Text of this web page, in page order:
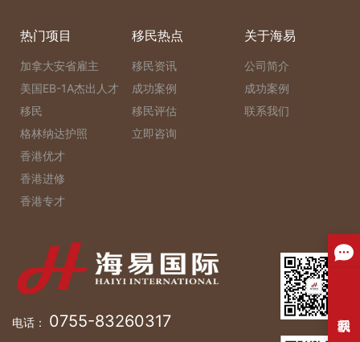
热门项目
加拿大安省雇主
美国EB-1A杰出人才
移民
格林纳达护照
香港优才
香港进修
香港专才
移民热点
移民资讯
成功案例
移民评估
立即咨询
关于海易
公司简介
成功案例
联系我们
电话： 0755-83260317